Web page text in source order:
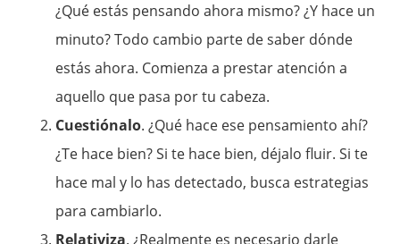
¿Qué estás pensando ahora mismo? ¿Y hace un
minuto? Todo cambio parte de saber dónde
estás ahora. Comienza a prestar atención a
aquello que pasa por tu cabeza.
Cuestiónalo. ¿Qué hace ese pensamiento ahí?
¿Te hace bien? Si te hace bien, déjalo fluir. Si te
hace mal y lo has detectado, busca estrategias
para cambiarlo.
Relativiza. ¿Realmente es necesario darle